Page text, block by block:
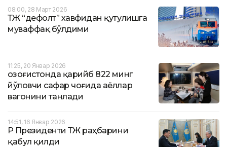
08:00, 28 Март 2026
ҚТЖ “дефолт” хавфидан қутулишга
муваффақ бўлдими
11:25, 20 Январ 2026
Қозоғистонда қарийб 822 минг
йўловчи сафар чоғида аёллар
вагонини танлади
14:51, 16 Январ 2026
ҚР Президенти ҚТЖ раҳбарини
қабул қилди